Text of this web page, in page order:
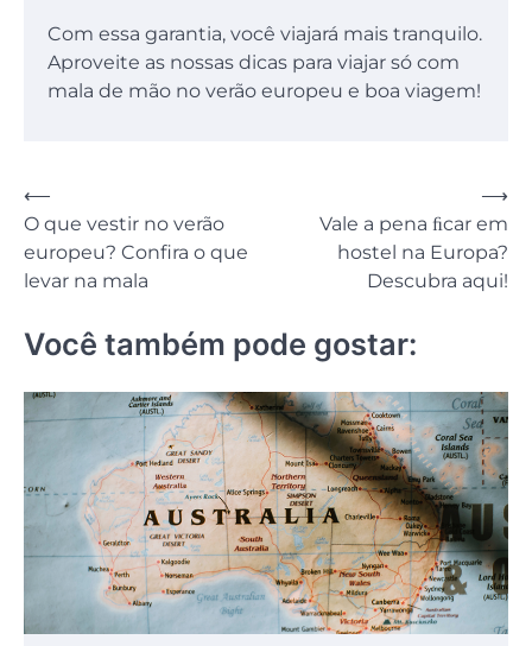
Com essa garantia, você viajará mais tranquilo.
Aproveite as nossas dicas para viajar só com
mala de mão no verão europeu e boa viagem!
Navegação
de
Post
⟵
O que vestir no verão
europeu? Confira o que
levar na mala
Vale a pena ﬁcar em
hostel na Europa?
Descubra aqui!
⟶
Você também pode gostar: